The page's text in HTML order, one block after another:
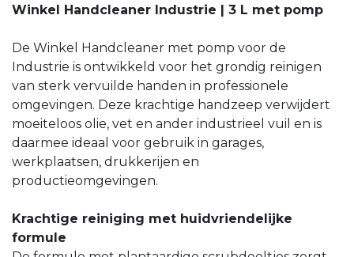
Winkel Handcleaner Industrie | 3 L met pomp
De Winkel Handcleaner met pomp voor de
Industrie is ontwikkeld voor het grondig reinigen
van sterk vervuilde handen in professionele
omgevingen. Deze krachtige handzeep verwijdert
moeiteloos olie, vet en ander industrieel vuil en is
daarmee ideaal voor gebruik in garages,
werkplaatsen, drukkerijen en
productieomgevingen.
Krachtige reiniging met huidvriendelijke
formule